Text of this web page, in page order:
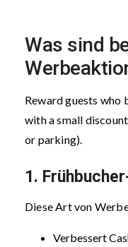
Was sind
Reward guests who
with a small
or parking).
1.
Diese Art von
Verbessert